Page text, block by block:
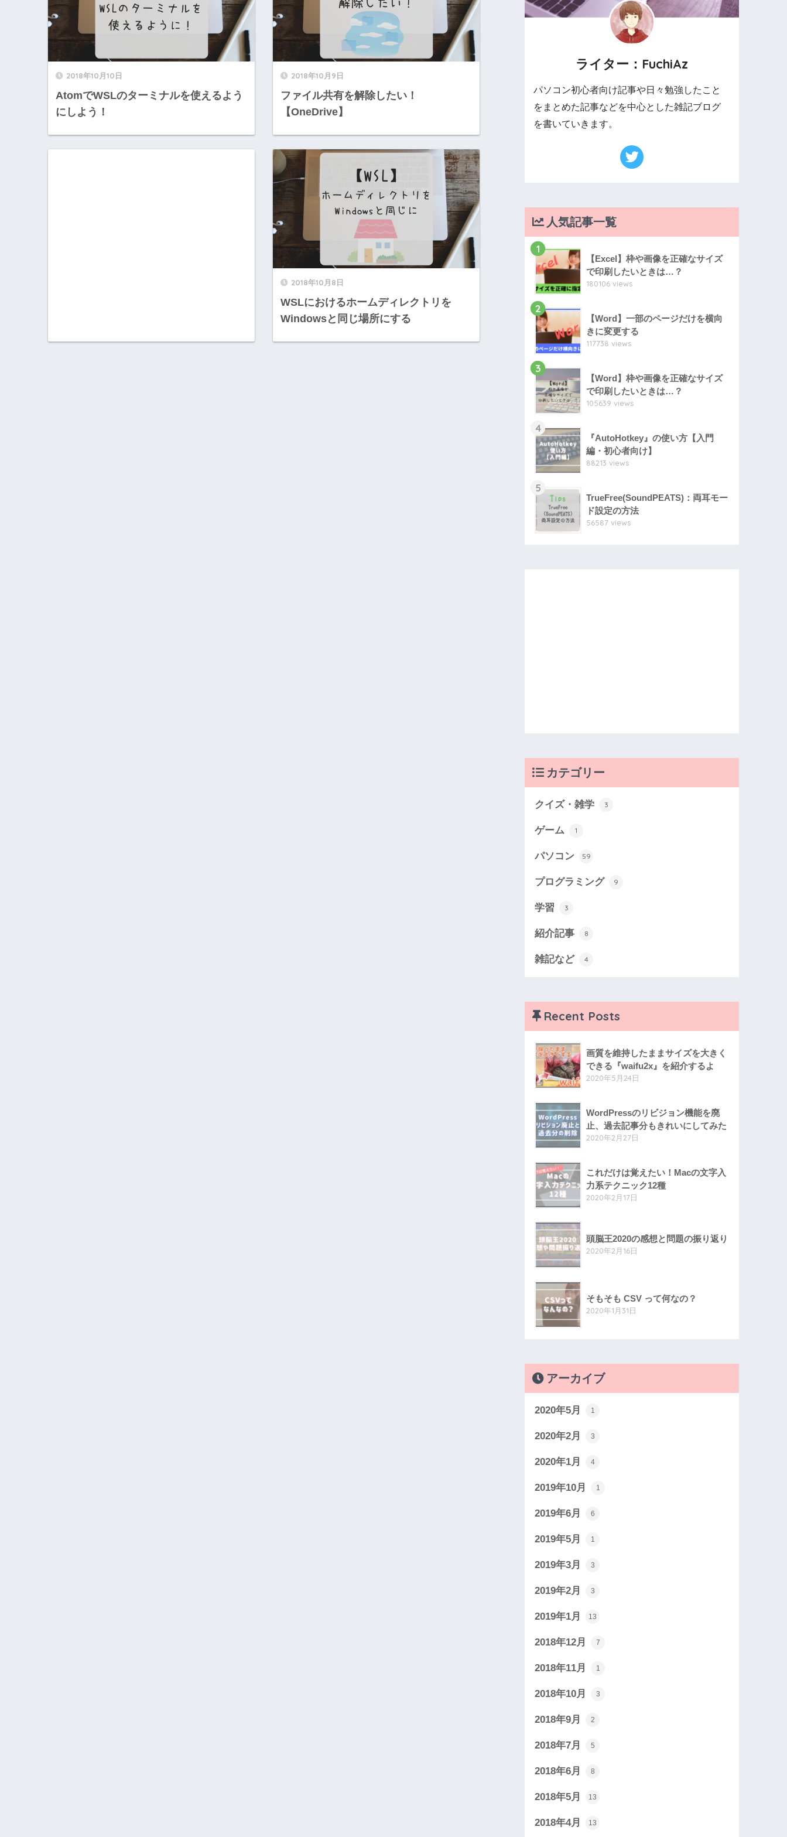
2018年10月10日
AtomでWSLのターミナルを使えるよう
にしよう！
2018年10月9日
ファイル共有を解除したい！
【OneDrive】
2018年10月8日
WSLにおけるホームディレクトリを
Windowsと同じ場所にする
ライター：FuchiAz
パソコン初心者向け記事や日々勉強したこと
をまとめた記事などを中心とした雑記ブログ
を書いていきます。
人気記事一覧
1
【Excel】枠や画像を正確なサイズ
で印刷したいときは…？
180106 views
2
【Word】一部のページだけを横向
きに変更する
117738 views
3
【Word】枠や画像を正確なサイズ
で印刷したいときは…？
105639 views
4
『AutoHotkey』の使い方【入門
編・初心者向け】
88213 views
5
TrueFree(SoundPEATS)：両耳モー
ド設定の方法
56587 views
カテゴリー
クイズ・雑学 3
ゲーム 1
パソコン 59
プログラミング 9
学習 3
紹介記事 8
雑記など 4
Recent Posts
画質を維持したままサイズを大きく
できる『waifu2x』を紹介するよ
2020年5月24日
WordPressのリビジョン機能を廃
止、過去記事分もきれいにしてみた
2020年2月27日
これだけは覚えたい！Macの文字入
力系テクニック12種
2020年2月17日
頭脳王2020の感想と問題の振り返り
2020年2月16日
そもそも CSV って何なの？
2020年1月31日
アーカイブ
2020年5月 1
2020年2月 3
2020年1月 4
2019年10月 1
2019年6月 6
2019年5月 1
2019年3月 3
2019年2月 3
2019年1月 13
2018年12月 7
2018年11月 1
2018年10月 3
2018年9月 2
2018年7月 5
2018年6月 8
2018年5月 13
2018年4月 13